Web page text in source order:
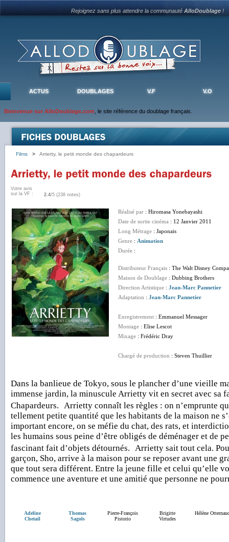
Rejoignez sans plus attendre la communautéAlloDoublage !
ACTUS DOUBLAGES V.F V.O
Bienvenue sur AlloDoublage.com , le site référence du doublage français.
Films > Arrietty, le petit monde des chapardeurs
Votre avis
sur la VF :
2.4/5 (238 notes)
Réalisé par : Hiromasa Yonebayashi
Date de sortie cinéma : 12 Janvier 2011
Long Métrage : Japonais
Genre : Animation
Durée :
Distributeur Français : The Walt Disney
Maison de Doublage : Dubbing Brothers
Direction Artistique : Jean-Marc Pannetier
Adaptation : Jean-Marc Pannetier
Enregistrement : Emmanuel Messager
Montage : Elise Lescot
Mixage : Frédéric Dray
Chargé de production : Steven Thuillier
Dans la banlieue de Tokyo, sous le plancher d’une vieille
immense jardin, la minuscule Arrietty vit en secret avec sa
Chapardeurs. Arrietty connaît les règles : on n’emprunte
tellement petite quantité que les habitants de la maison ne
important encore, on se méfie du chat, des rats, et
les humains sous peine d’être obligés de déménager et de
fascinant fait d’objets détournés. Arrietty sait tout cela.
garçon, Sho, arrive à la maison pour se reposer avant une
que tout sera différent. Entre la jeune fille et celui qu’elle
commence une aventure et une amitié que personne ne
Adeline
Chetail
Thomas
Sagols
Pierre-François
Pistorio
Brigitte
Virtudes
Hélène